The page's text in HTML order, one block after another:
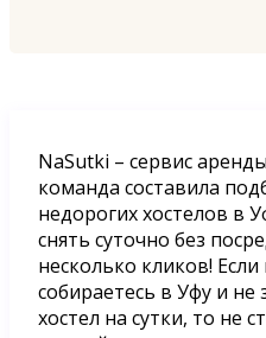
NaSutki – сервис
команда составила
недорогих хостелов в
снять суточно без
несколько кликов!
собираетесь в Уфу и не
хостел на сутки, то не